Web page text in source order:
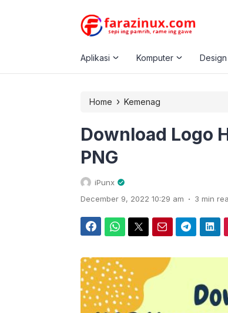
Aplikasi Komputer Design
Home › Kemenag
Download Logo
PNG
iPunx
December 9, 2022 10:29 am . 3 min